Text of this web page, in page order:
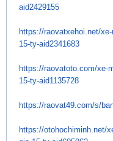
aid2429155
https://raovatxehoi.net/xe-
15-ty-aid2341683
https://raovatoto.com/xe-
15-ty-aid1135728
https://raovat49.com/s/
https://otohochiminh.net/